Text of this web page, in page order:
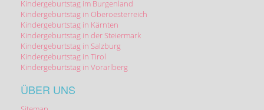
Kindergeburtstag im Burgenland
Kindergeburtstag in Oberoesterreich
Kindergeburtstag in Kärnten
Kindergeburtstag in der Steiermark
Kindergeburtstag in Salzburg
Kindergeburtstag in Tirol
Kindergeburtstag in Vorarlberg
ÜBER UNS